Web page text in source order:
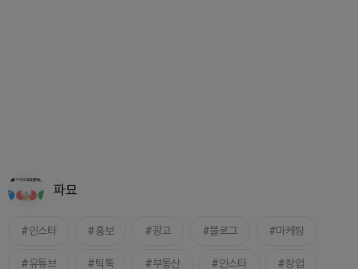
파묘
인스타 홍보 광고 블로그 마케팅
유튜브 틱톡 부동산 인스타 창업